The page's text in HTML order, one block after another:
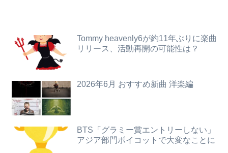
【悲報】教室、ヤンキーがブチ切れでとんでもない空気になるｗｗｗｗ
【朗報】むちむち女子バレー選手さん、脱いでしまう💕
「人間と獣人が共存する社会」を描いた深夜アニメに喫煙、違法薬物の連想シーンも…視聴者批判でBPO議論
【悲報】黒人、卑怯すぎて炎上するｗｗｗｗ
【画像】本田望結さん、我々を挑発するｗｗｗｗｗ
【動画】仙台育英の野球部女子マネ、あざといウィンクでお前らの心を鷲掴みｗｗｗｗｗ
Tommy heavenly6が約11年ぶりに楽曲
リリース、活動再開の可能性は？
2026年6月 おすすめ新曲 洋楽編
BTS「グラミー賞エントリーしない」
アジア部門ボイコットで大変なことに